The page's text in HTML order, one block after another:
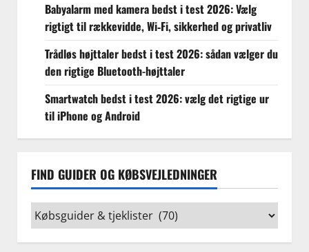
Babyalarm med kamera bedst i test 2026: Vælg
rigtigt til rækkevidde, Wi‑Fi, sikkerhed og privatliv
Trådløs højttaler bedst i test 2026: sådan vælger du
den rigtige Bluetooth-højttaler
Smartwatch bedst i test 2026: vælg det rigtige ur
til iPhone og Android
FIND GUIDER OG KØBSVEJLEDNINGER
Find
guider
og